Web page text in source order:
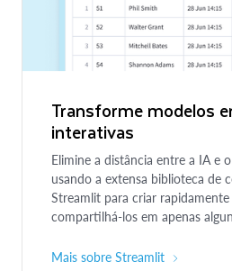
Transforme modelos
interativas
Elimine a distância entre a IA e
usando a extensa biblioteca de
Streamlit para criar
compartilhá-los em apenas
Mais sobre Streamlit